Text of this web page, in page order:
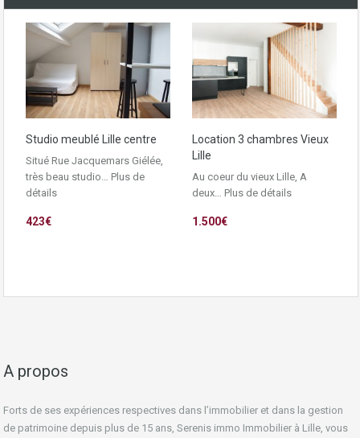
Studio meublé Lille centre
Situé Rue Jacquemars Giélée,
très beau studio… Plus de
détails
423€
Location 3 chambres Vieux
Lille
Au coeur du vieux Lille, A
deux… Plus de détails
1.500€
A propos
Forts de ses expériences respectives dans l’immobilier et dans la gestion
de patrimoine depuis plus de 15 ans, Serenis immo Immobilier à Lille, vous